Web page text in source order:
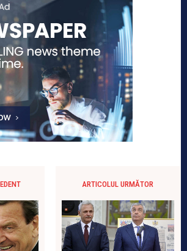
ARTICOLUL URMĂTOR